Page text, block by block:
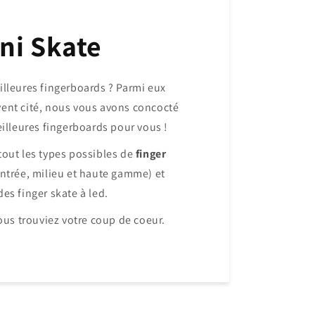
Skate
fingerboards ? Parmi eux
cité, nous vous avons concocté
fingerboards pour vous !
les types possibles definger
milieu et haute gamme) et
finger skate à led.
trouviez votre coup de coeur.